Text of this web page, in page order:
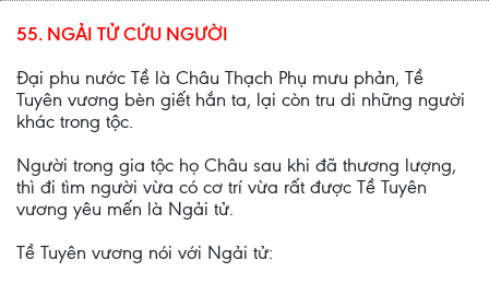
55. NGẢI TỬ CỨU NGƯỜI
Đại phu nước Tề là Châu Thạch Phụ mưu phản, Tề
Tuyên vương bèn giết hắn ta, lại còn tru di những người
khác trong tộc.
Người trong gia tộc họ Châu sau khi đã thương lượng,
thì đi tìm người vừa có cơ trí vừa rất được Tề Tuyên
vương yêu mến là Ngải tử.
Tề Tuyên vương nói với Ngải tử: